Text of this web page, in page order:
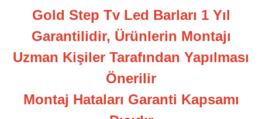
Gold Step Tv Led Barları 1 Yıl
Garantilidir, Ürünlerin Montajı
Uzman Kişiler Tarafından Yapılması
Önerilir
Montaj Hataları Garanti Kapsamı